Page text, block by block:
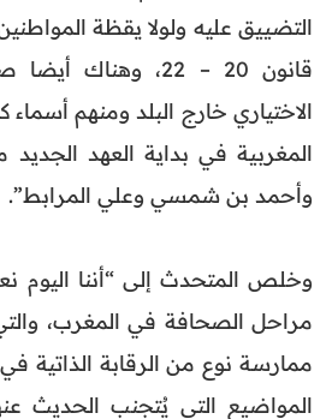
التضييق عليه ولولا يقظة
قانون 20 – 22،
الاختياري خارج البلد ومنهم
المغربية في بداية العهد
وأحمد بن شمسي وعلي المرابط”.
وخلص المتحدث إلى “أننا اليوم
مراحل الصحافة في المغرب،
ممارسة نوع من الرقابة الذاتية
المواضيع التي يُتجنب الحديث